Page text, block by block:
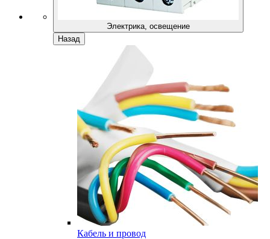
Электрика, освещение
Назад
Кабель и провод